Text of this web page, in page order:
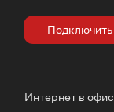
Подключить
Интернет в офис